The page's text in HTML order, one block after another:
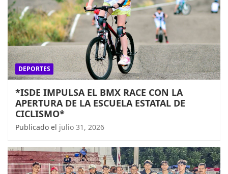
DEPORTES
*ISDE IMPULSA EL BMX RACE CON LA
APERTURA DE LA ESCUELA ESTATAL DE
CICLISMO*
Publicado el julio 31, 2026